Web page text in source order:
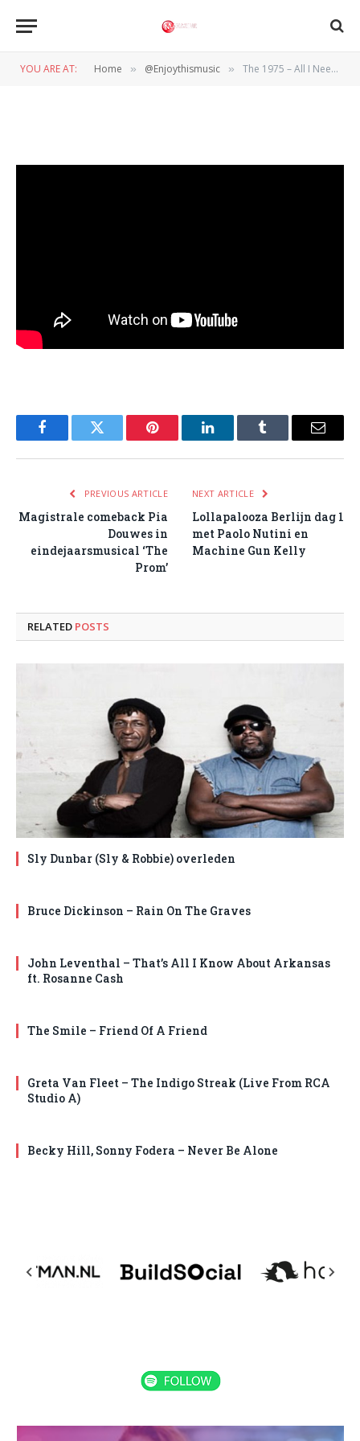
YOU ARE AT: Home » @Enjoythismusic » The 1975 – All I Need To Hear
FacebookTwitter Pinterest LinkedInTumblr Email
PREVIOUS ARTICLE
Magistrale comeback Pia
Douwes in
eindejaarsmusical ‘The
Prom’
NEXT ARTICLE
Lollapalooza Berlijn dag 1
met Paolo Nutini en
Machine Gun Kelly
RELATED POSTS
Sly Dunbar (Sly & Robbie) overleden
Bruce Dickinson – Rain On The Graves
John Leventhal – That’s All I Know About Arkansas
ft. Rosanne Cash
The Smile – Friend Of A Friend
Greta Van Fleet – The Indigo Streak (Live From RCA
Studio A)
Becky Hill, Sonny Fodera – Never Be Alone